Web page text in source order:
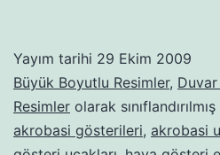
Yayım tarihi 29 Ekim 2009
Büyük Boyutlu Resimler, Duvar
Resimler olarak sınıflandırılmış
akrobasi gösterileri, akrobasi